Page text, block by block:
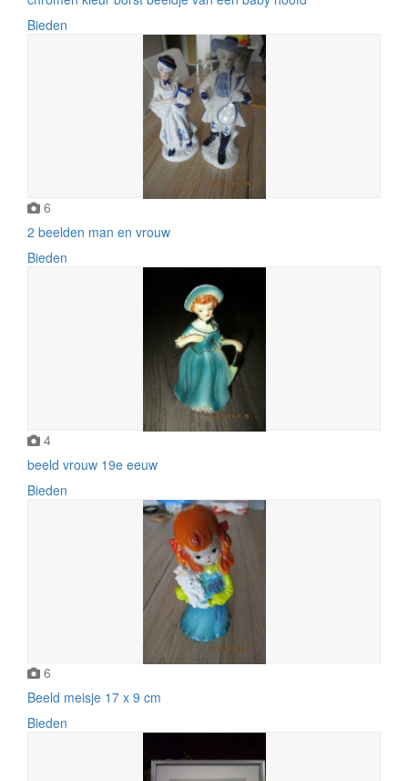
Bieden
6
2 beelden man en vrouw
Bieden
4
beeld vrouw 19e eeuw
Bieden
6
Beeld meisje 17 x 9 cm
Bieden